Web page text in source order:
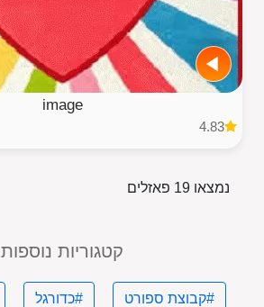
image
4.83
נמצאו 19 פאזלים
קטגוריות נוספות
#קבוצת ספורט #כדורגל